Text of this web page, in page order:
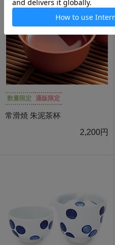
数量限定 通販限定
常滑焼 朱泥茶杯
2,200円